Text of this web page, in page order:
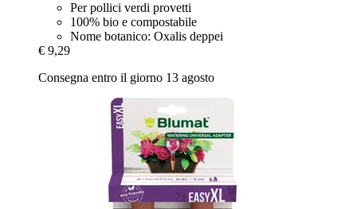
Per pollici verdi provetti
100% bio e compostabile
Nome botanico: Oxalis deppei
€ 9,29
Consegna entro il giorno 13 agosto